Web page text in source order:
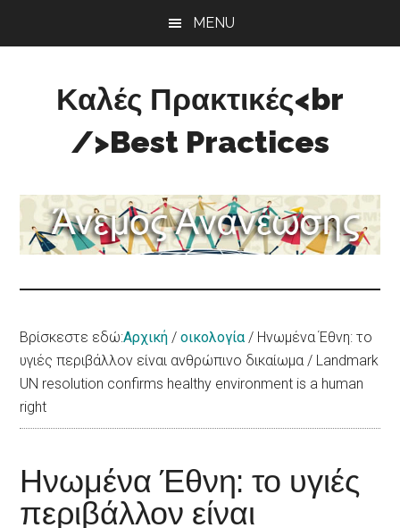
MENU
Καλές Πρακτικές<br
/>Best Practices
Ανανέωσης
Βρίσκεστε εδώ:Αρχική / οικολογία / Ηνωμένα Έθνη: το
υγιές περιβάλλον είναι ανθρώπινο δικαίωμα / Landmark
UN resolution confirms healthy environment is a human
right
Ηνωμένα Έθνη: το υγιές
περιβάλλον είναι